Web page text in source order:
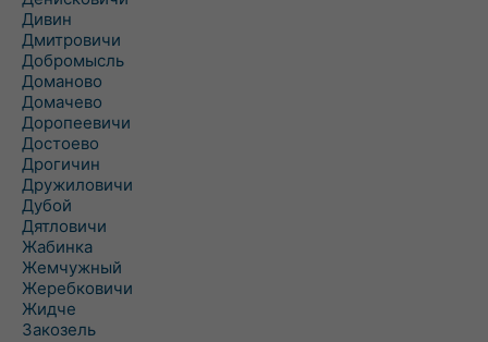
Дивин
Дмитровичи
Добромысль
Доманово
Домачево
Доропеевичи
Достоево
Дрогичин
Дружиловичи
Дубой
Дятловичи
Жабинка
Жемчужный
Жеребковичи
Жидче
Закозель